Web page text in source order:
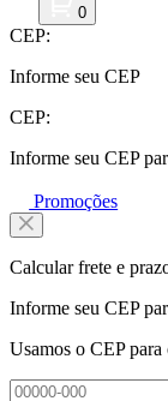
0
CEP:
Informe seu CEP
CEP:
Informe seu CEP
Promoções
Calcular frete e
Informe seu CEP
Usamos o CEP